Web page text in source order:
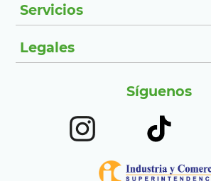
Servicios
Legales
Síguenos